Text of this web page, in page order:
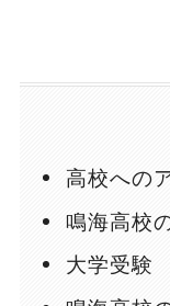
高校への
鳴海高校
大学受験